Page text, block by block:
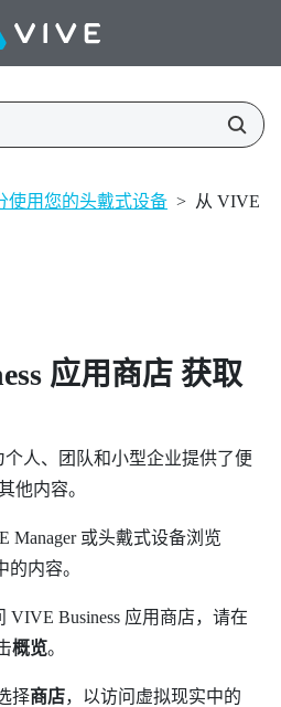
使用您的头戴式设备 > 从 VIVE
应用商店 获取
个人、团队和小型企业提供了便
他内容。
Manager或头戴式设备浏览
的内容。
VIVE Business 应用商店，请在
概览。
择商店，以访问虚拟现实中的